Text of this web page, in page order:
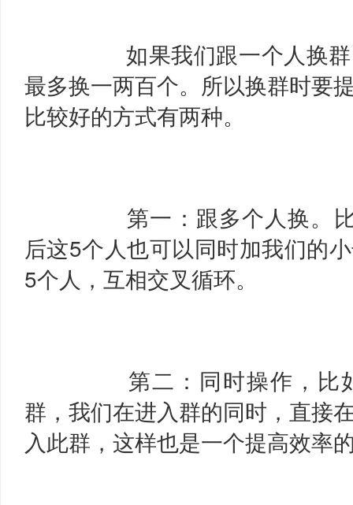
如果我们跟一个人换
最多换一两百个。所以换群时要
比较好的方式有两种。
第一：跟多个人换。
后这5个人也可以同时加我们的
5个人，互相交叉循环。
第二：同时操作，比
群，我们在进入群的同时，直接
入此群，这样也是一个提高效率